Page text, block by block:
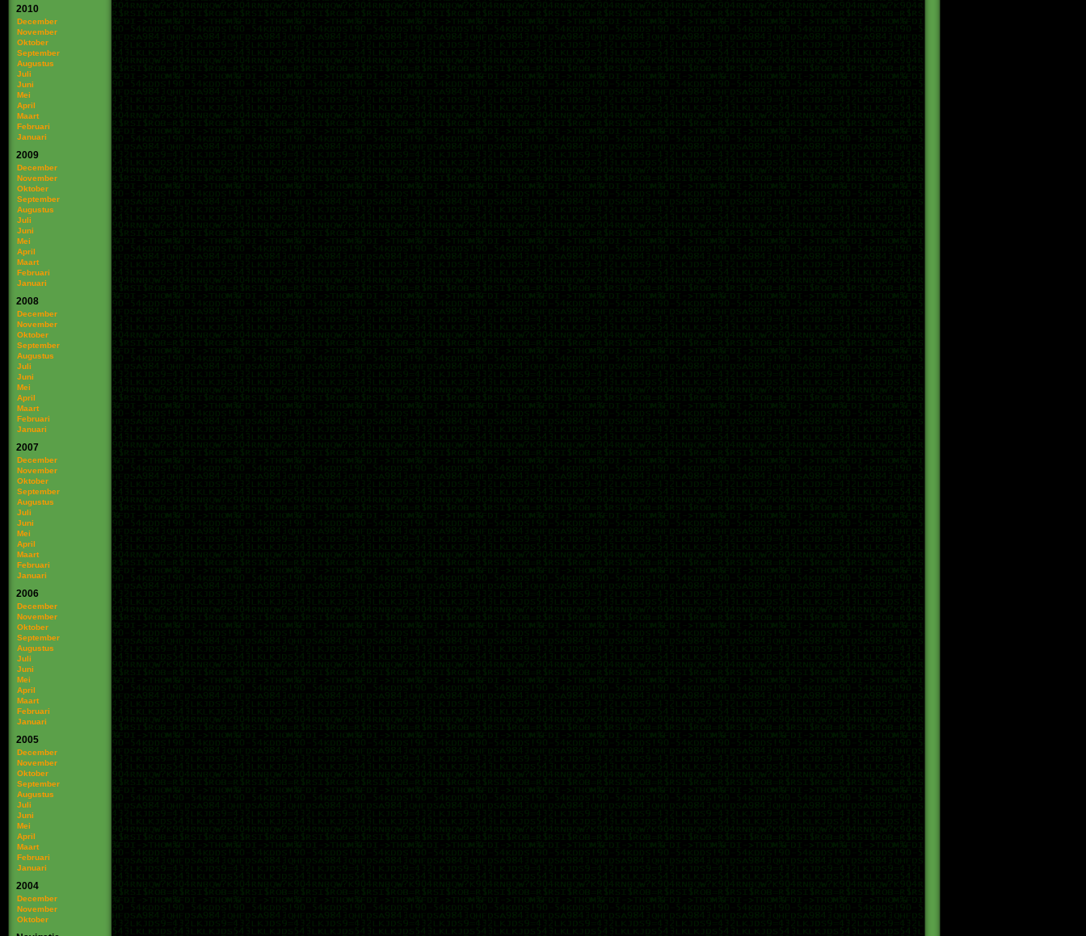
2010
December
November
Oktober
September
Augustus
Juli
Juni
Mei
April
Maart
Februari
Januari
2009
December
November
Oktober
September
Augustus
Juli
Juni
Mei
April
Maart
Februari
Januari
2008
December
November
Oktober
September
Augustus
Juli
Juni
Mei
April
Maart
Februari
Januari
2007
December
November
Oktober
September
Augustus
Juli
Juni
Mei
April
Maart
Februari
Januari
2006
December
November
Oktober
September
Augustus
Juli
Juni
Mei
April
Maart
Februari
Januari
2005
December
November
Oktober
September
Augustus
Juli
Juni
Mei
April
Maart
Februari
Januari
2004
December
November
Oktober